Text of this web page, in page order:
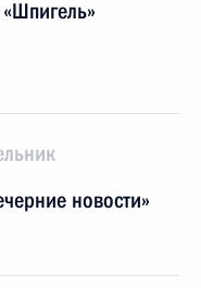
новости»